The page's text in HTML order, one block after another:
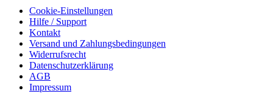
Cookie-Einstellungen
Hilfe / Support
Kontakt
Versand und Zahlungsbedingungen
Widerrufsrecht
Datenschutzerklärung
AGB
Impressum